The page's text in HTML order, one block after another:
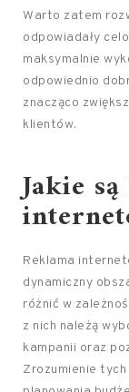
Warto zatem
odpowiadały
maksymalnie
odpowiednio
znacząco
klientów.
Jakie
Reklama
dynamiczny
różnić w
z nich należą
kampanii oraz
Zrozumienie